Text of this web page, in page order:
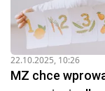
22.10.2025, 10:26
MZ chce